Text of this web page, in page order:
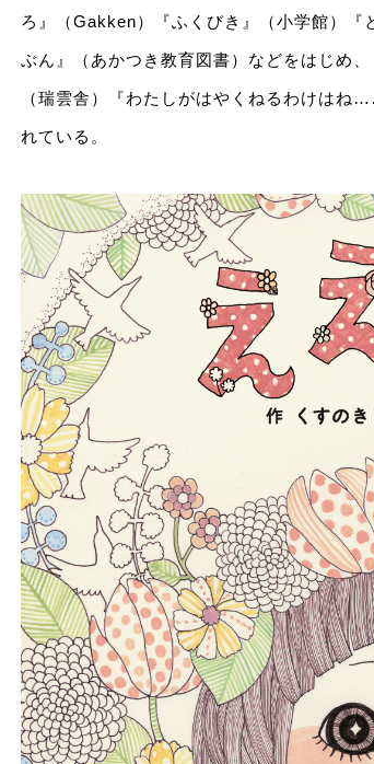
ろ』（Gakken）『ふくびき』（小学館）『
ぶん』（あかつき教育図書）などをはじめ
（瑞雲舎）『わたしがはやくねるわけは
れている。